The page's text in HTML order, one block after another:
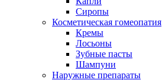
Сиропы
Косметическая гомеопатия
Кремы
Лосьоны
Зубные пасты
Шампуни
Наружные препараты